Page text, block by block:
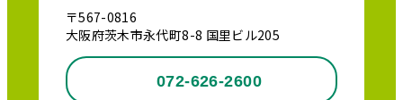
〒567-0816
大阪府茨木市永代町8-8 国里ビル205
072-626-2600